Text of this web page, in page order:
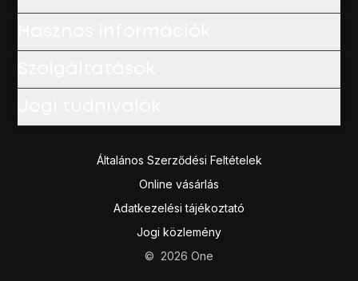
Általános Szerződési Feltételek
Online vásárlás
Adatkezelési tájékoztató
Jogi közlemény
© 2026 One